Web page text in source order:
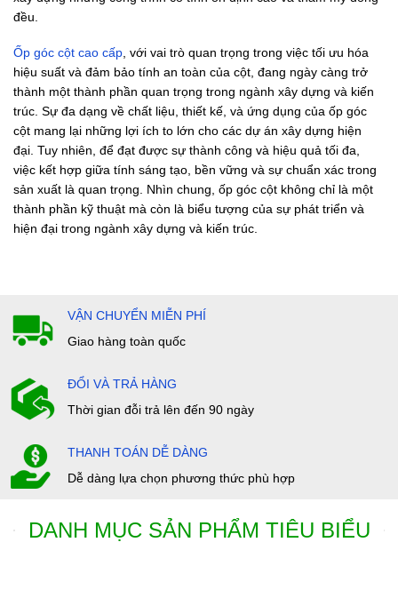
đều.
Ốp góc cột cao cấp , với vai trò quan trọng trong việc tối ưu hóa
hiệu suất và đảm bảo tính an toàn của cột, đang ngày càng trở
thành một thành phần quan trọng trong ngành xây dựng và kiến
trúc. Sự đa dạng về chất liệu, thiết kế, và ứng dụng của ốp góc
cột mang lại những lợi ích to lớn cho các dự án xây dựng hiện
đại. Tuy nhiên, để đạt được sự thành công và hiệu quả tối đa,
việc kết hợp giữa tính sáng tạo, bền vững và sự chuẩn xác trong
sản xuất là quan trọng. Nhìn chung, ốp góc cột không chỉ là một
thành phần kỹ thuật mà còn là biểu tượng của sự phát triển và
hiện đại trong ngành xây dựng và kiến trúc.
VẬN CHUYỂN MIỄN PHÍ
Giao hàng toàn quốc
ĐỔI VÀ TRẢ HÀNG
Thời gian đỗi trả lên đến 90 ngày
THANH TOÁN DỄ DÀNG
Dễ dàng lựa chọn phương thức phù hợp
DANH MỤC SẢN PHẨM TIÊU BIỂU